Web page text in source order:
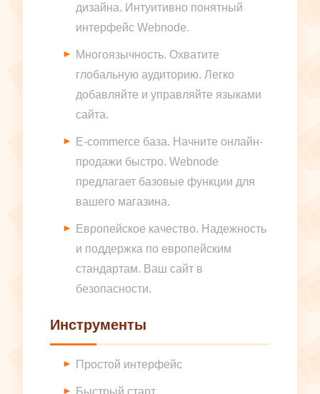
дизайна. Интуитивно понятный
интерфейс Webnode.
Многоязычность. Охватите
глобальную аудиторию. Легко
добавляйте и управляйте языками
сайта.
E-commerce база. Начните онлайн-
продажи быстро. Webnode
предлагает базовые функции для
вашего магазина.
Европейское качество. Надежность
и поддержка по европейским
стандартам. Ваш сайт в
безопасности.
Инструменты
Простой интерфейс
Быстрый старт